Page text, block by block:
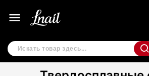
menu